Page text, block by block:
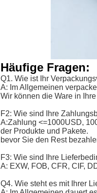
Häufige Fragen:
Q1. Wie ist Ihr
A: Im Allgemeinen
Wir können die Ware in
F2: Wie sind Ihre
A:Zahlung <=1000USD,
der Produkte und Pakete.
bevor Sie den Rest
F3: Wie sind Ihre
A: EXW, FOB, CFR, CIF,
Q4. Wie steht es mit Ihrer